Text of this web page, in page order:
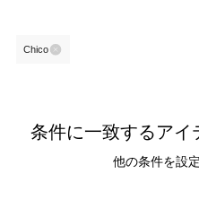
Chico
条件に一致するアイ
他の条件を設